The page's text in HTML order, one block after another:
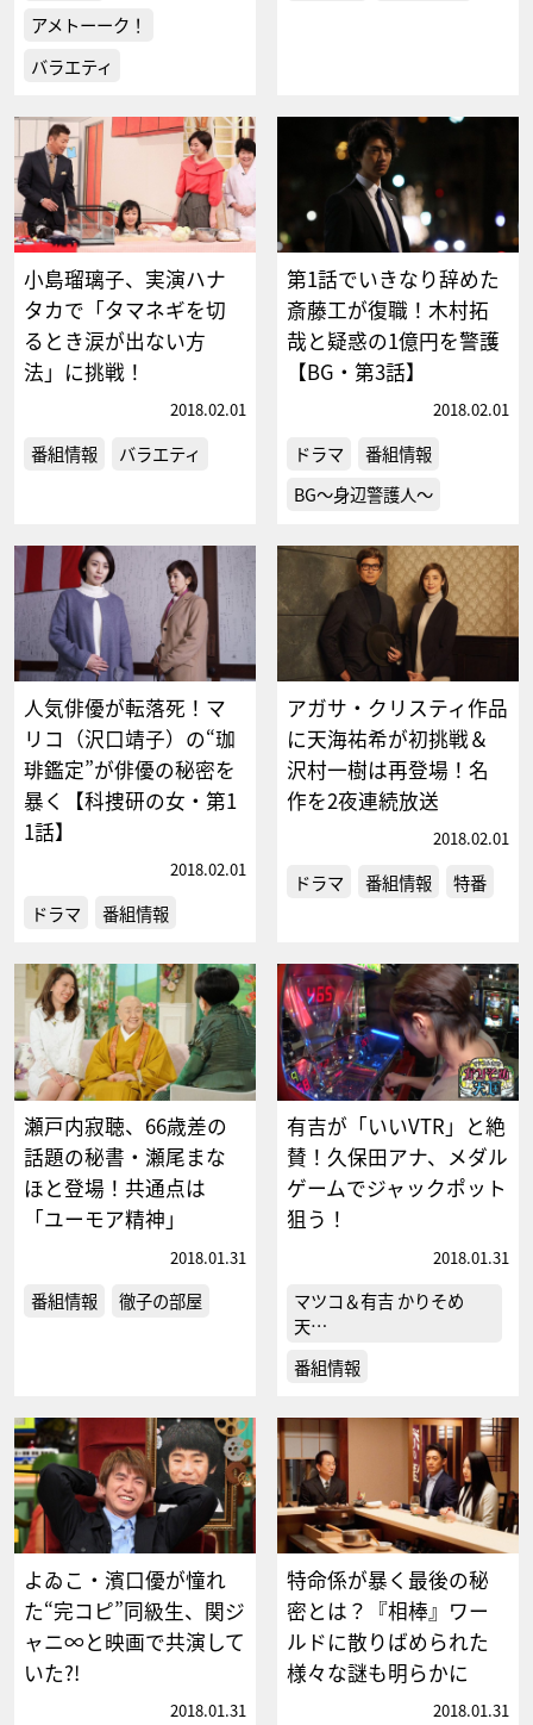
アメトーーク！
バラエティ
小島瑠璃子、実演ハナ
タカで「タマネギを切
るとき涙が出ない方
法」に挑戦！
2018.02.01
番組情報 バラエティ
第1話でいきなり辞めた
斎藤工が復職！木村拓
哉と疑惑の1億円を警護
【BG・第3話】
2018.02.01
ドラマ
番組情報
BG～身辺警護人～
人気俳優が転落死！マ
リコ（沢口靖子）の“珈
琲鑑定”が俳優の秘密を
暴く【科捜研の女・第1
1話】
2018.02.01
ドラマ 番組情報
アガサ・クリスティ作品
に天海祐希が初挑戦＆
沢村一樹は再登場！名
作を2夜連続放送
2018.02.01
ドラマ 番組情報 特番
瀬戸内寂聴、66歳差の
話題の秘書・瀬尾まな
ほと登場！共通点は
「ユーモア精神」
2018.01.31
番組情報 徹子の部屋
有吉が「いいVTR」と絶
賛！久保田アナ、メダル
ゲームでジャックポット
狙う！
2018.01.31
マツコ＆有吉 かりそめ
天…
番組情報
よゐこ・濱口優が憧れ
た“完コピ”同級生、関ジ
ャニ∞と映画で共演して
いた?!
2018.01.31
特命係が暴く最後の秘
密とは？『相棒』ワー
ルドに散りばめられた
様々な謎も明らかに
2018.01.31